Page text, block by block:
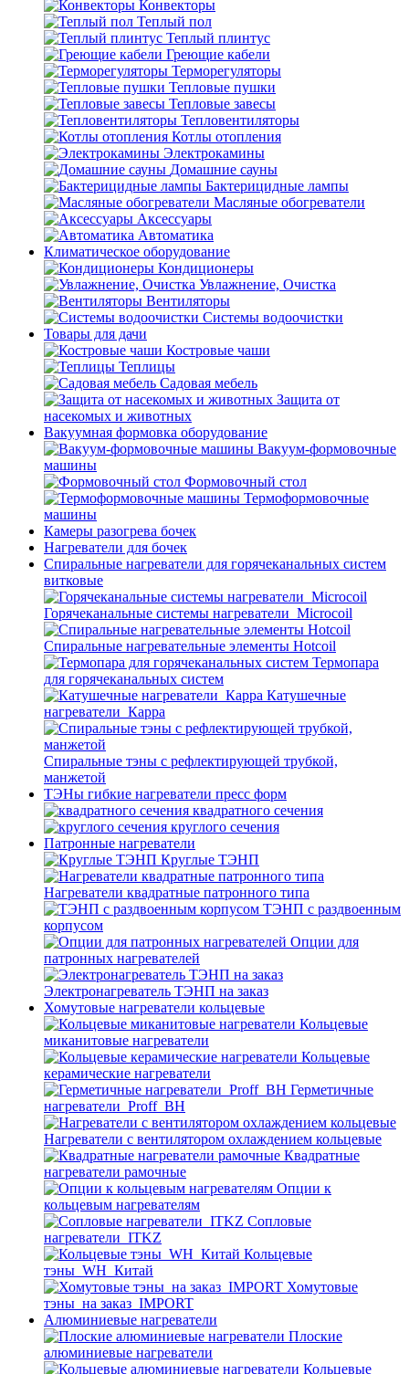
Конвекторы
Теплый пол
Теплый плинтус
Греющие кабели
Терморегуляторы
Тепловые пушки
Тепловые завесы
Тепловентиляторы
Котлы отопления
Электрокамины
Домашние сауны
Бактерицидные лампы
Масляные обогреватели
Аксессуары
Автоматика
Климатическое оборудование
Кондиционеры
Увлажнение, Очистка
Вентиляторы
Системы водоочистки
Товары для дачи
Костровые чаши
Теплицы
Садовая мебель
Защита от
насекомых и животных
Вакуумная формовка оборудование
Вакуум-формовочные
машины
Формовочный стол
Термоформовочные
машины
Камеры разогрева бочек
Нагреватели для бочек
Спиральные нагреватели для горячеканальных систем
витковые
Горячеканальные системы нагреватели_Microcoil
Спиральные нагревательные элементы Hotcoil
Термопара
для горячеканальных систем
Катушечные
нагреватели_Карра
Спиральные тэны с рефлектирующей трубкой,
манжетой
ТЭНы гибкие нагреватели пресс форм
квадратного сечения
круглого сечения
Патронные нагреватели
Круглые ТЭНП
Нагреватели квадратные патронного типа
ТЭНП с раздвоенным
корпусом
Опции для
патронных нагревателей
Электронагреватель ТЭНП на заказ
Хомутовые нагреватели кольцевые
Кольцевые
миканитовые нагреватели
Кольцевые
керамические нагреватели
Герметичные
нагреватели_Proff_BH
Нагреватели с вентилятором охлаждением кольцевые
Квадратные
нагреватели рамочные
Опции к
кольцевым нагревателям
Cопловые
нагреватели_ITKZ
Кольцевые
тэны_WH_Китай
Хомутовые
тэны_на заказ_IMPORT
Алюминиевые нагреватели
Плоские
алюминиевые нагреватели
Кольцевые